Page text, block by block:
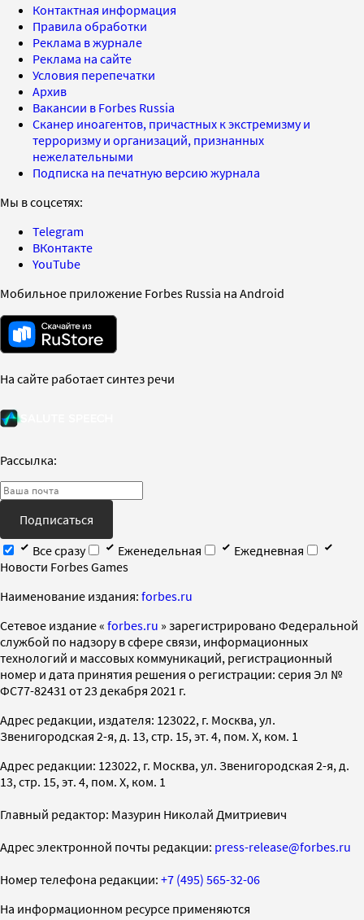
Контактная информация
Правила обработки
Реклама в журнале
Реклама на сайте
Условия перепечатки
Архив
Вакансии в Forbes Russia
Сканер иноагентов, причастных к экстремизму и
терроризму и организаций, признанных
нежелательными
Подписка на печатную версию журнала
Мы в соцсетях:
Telegram
ВКонтакте
YouTube
Мобильное приложение Forbes Russia на Android
На сайте работает синтез речи
Рассылка:
Подписаться
Все сразу
Еженедельная
Ежедневная
Новости Forbes Games
Наименование издания: forbes.ru
Cетевое издание « forbes.ru » зарегистрировано Федеральной
службой по надзору в сфере связи, информационных
технологий и массовых коммуникаций, регистрационный
номер и дата принятия решения о регистрации: серия Эл №
ФС77-82431 от 23 декабря 2021 г.
Адрес редакции, издателя: 123022, г. Москва, ул.
Звенигородская 2-я, д. 13, стр. 15, эт. 4, пом. X, ком. 1
Адрес редакции: 123022, г. Москва, ул. Звенигородская 2-я, д.
13, стр. 15, эт. 4, пом. X, ком. 1
Главный редактор: Мазурин Николай Дмитриевич
Адрес электронной почты редакции: press-release@forbes.ru
Номер телефона редакции: +7 (495) 565-32-06
На информационном ресурсе применяются